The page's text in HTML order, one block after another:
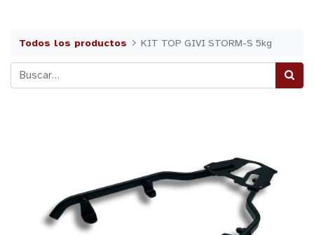
Todos los productos KIT TOP GIVI STORM-S 5kg